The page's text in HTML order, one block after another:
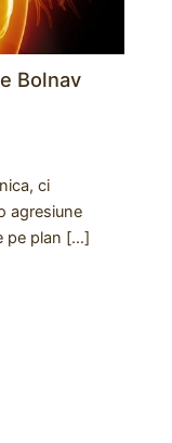
Bolnav
ci
agresiune
pe plan […]